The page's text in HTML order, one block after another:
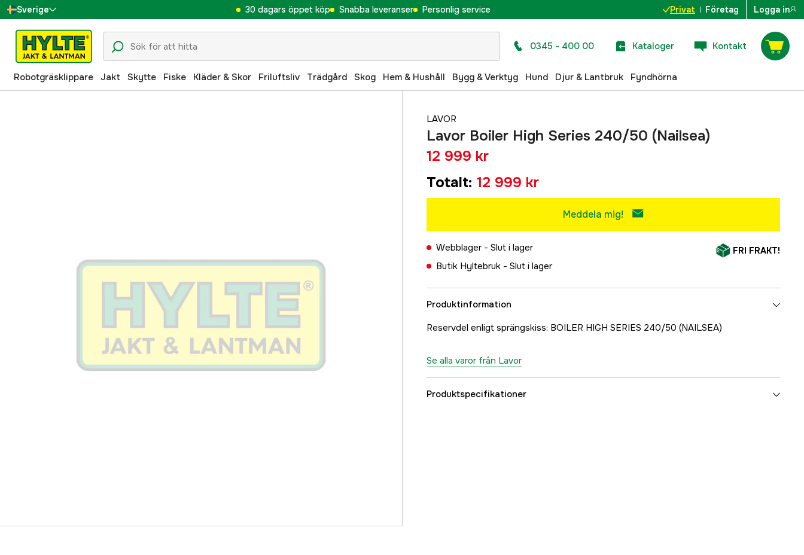
Sverige
Danmark
Suomi
Norge
30 dagars öppet köp Snabba leveranser Personlig service Privat Företag Logga in
0345 - 400 00 Kataloger Kontakt
Robotgräsklippare Jakt Skytte Fiske Kläder & Skor Friluftsliv Trädgård Skog Hem & Hushåll Bygg & Verktyg Hund Djur & Lantbruk Fyndhörna
LAVOR
Lavor Boiler High Series 240/50 (Nailsea)
12 999 kr
Totalt: 12 999 kr
Meddela mig!
Webblager - Slut i lager
Butik Hyltebruk - Slut i lager
FRI FRAKT!
Produktinformation
Reservdel enligt sprängskiss: BOILER HIGH SERIES 240/50 (NAILSEA)
Se alla varor från Lavor
Produktspecifikationer